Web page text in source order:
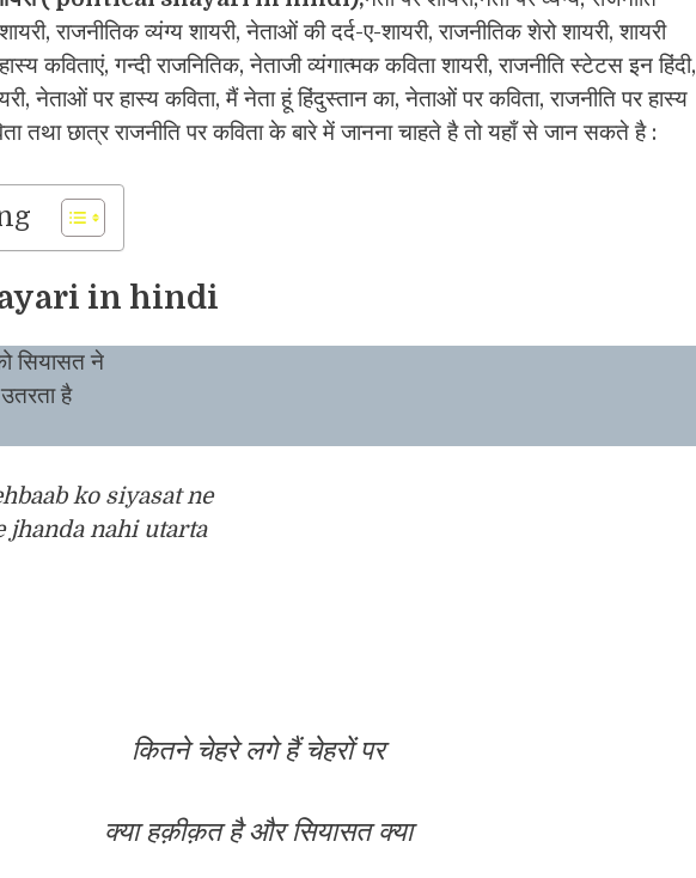
राजनीतिक व्यंग्य शायरी, नेताओं की दर्द-ए-शायरी, राजनीतिक शेरो शायरी, शायरी
कविताएं, गन्दी राजनितिक, नेताजी व्यंगात्मक कविता शायरी, राजनीति स्टेटस इन हिंदी,
नेताओं पर हास्य कविता, मैं नेता हूं हिंदुस्तान का, नेताओं पर कविता, राजनीति पर हास्य
तथा छात्र राजनीति पर कविता के बारे में जानना चाहते है तो यहाँ से जान सकते है :
in hindi
सियासत ने
है
ko siyasat ne
jhanda nahi utarta
कितने चेहरे लगे हैं चेहरों पर
क्या हक़ीक़त है और सियासत क्या